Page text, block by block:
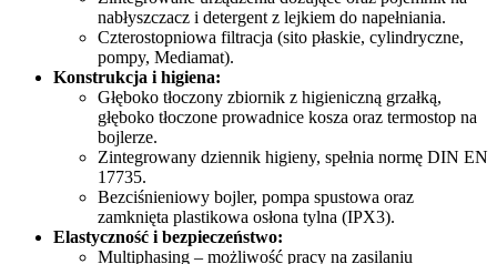
nabłyszczacz i detergent z lejkiem do napełniania.
Czterostopniowa filtracja (sito płaskie, cylindryczne,
pompy, Mediamat).
Konstrukcja i higiena:
Głęboko tłoczony zbiornik z higieniczną grzałką,
głęboko tłoczone prowadnice kosza oraz termostop na
bojlerze.
Zintegrowany dziennik higieny, spełnia normę DIN EN
17735.
Bezciśnieniowy bojler, pompa spustowa oraz
zamknięta plastikowa osłona tylna (IPX3).
Elastyczność i bezpieczeństwo:
Multiphasing – możliwość pracy na zasilaniu